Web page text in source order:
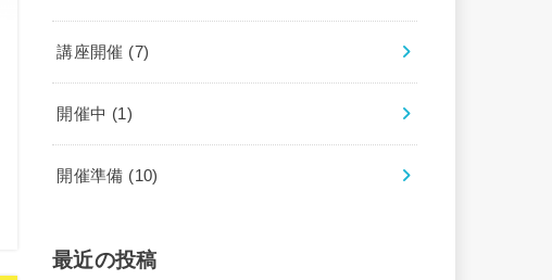
講座開催 (7)
開催中 (1)
開催準備 (10)
最近の投稿